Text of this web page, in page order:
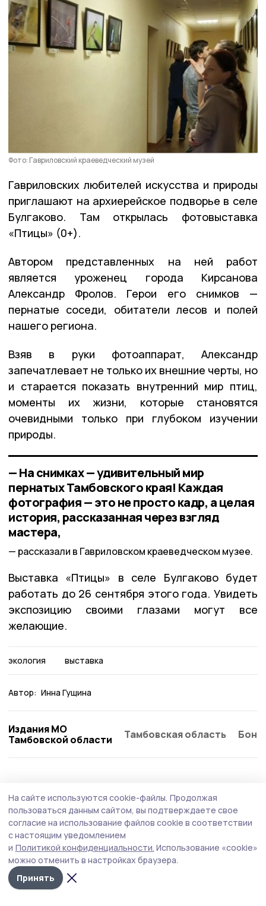
Фото: Гавриловский краеведческий музей
Гавриловских любителей искусства и природы
приглашают на архиерейское подворье в селе
Булгаково. Там открылась фотовыставка
«Птицы» (0+).
Автором представленных на ней работ
является уроженец города Кирсанова
Александр Фролов. Герои его снимков —
пернатые соседи, обитатели лесов и полей
нашего региона.
Взяв в руки фотоаппарат, Александр
запечатлевает не только их внешние черты, но
и старается показать внутренний мир птиц,
моменты их жизни, которые становятся
очевидными только при глубоком изучении
природы.
— На снимках — удивительный мир
пернатых Тамбовского края! Каждая
фотография — это не просто кадр, а целая
история, рассказанная через взгляд
мастера,
рассказали в Гавриловском краеведческом музее.
Выставка «Птицы» в селе Булгаково будет
работать до 26 сентября этого года. Увидеть
экспозицию своими глазами могут все
желающие.
экология выставка
Автор: Инна Гущина
Издания МО
Тамбовской области
Тамбовская область
На сайте используются cookie-файлы. Продолжая
пользоваться данным сайтом, вы подтверждаете свое
согласие на использование файлов cookie в соответствии
с настоящим уведомлением
и Политикой конфиденциальности. Использование «cookie»
можно отменить в настройках браузера.
Принять